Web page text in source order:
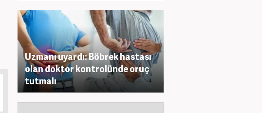
Uzmanı uyardı: Böbrek hastası
olan doktor kontrolünde oruç
tutmalı